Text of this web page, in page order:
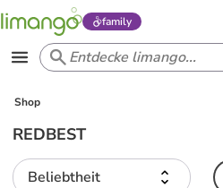
family
Shop
REDBEST
Beliebtheit